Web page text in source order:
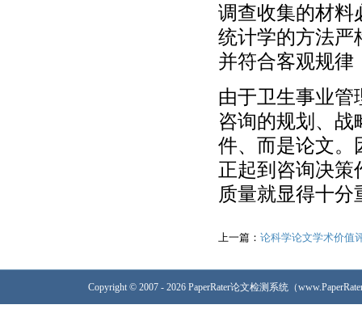
调查收集的材料
统计学的方法严
并符合客观规律
由于卫生事业管
咨询的规划、
件、而是论文。
正起到咨询决策
质量就显得十分
上一篇： 论科学论文学术价值
Copyright © 2007 - 2026 PaperRater论文检测系统（